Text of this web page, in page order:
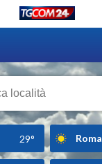
29° Roma